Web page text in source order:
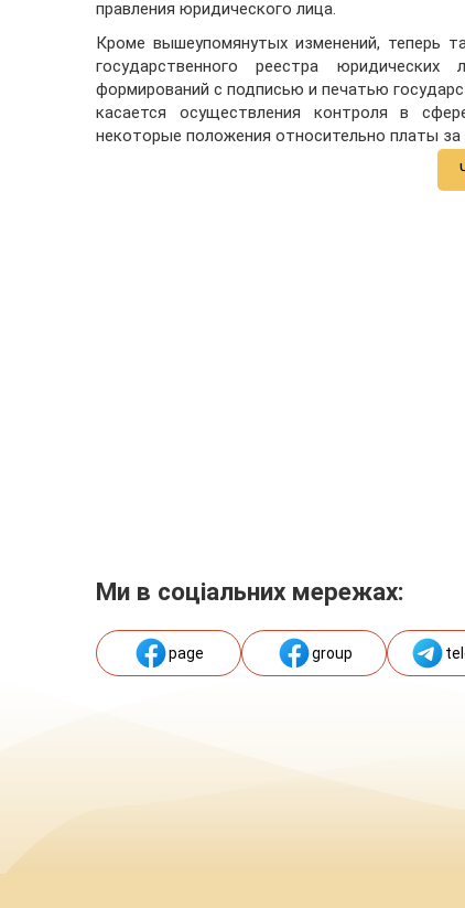
правления юридического лица.
Кроме вышеупомянутых изменений, теперь
государственного реестра
формирований с подписью и печатью
касается осуществления контроля в
некоторые положения относительно платы
Ми в соціальних мережах:
page group